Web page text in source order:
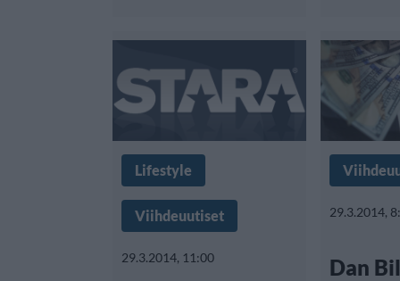
Lifestyle
Viihdeuutiset
29.3.2014, 11:00
29.3.2014,
Dan